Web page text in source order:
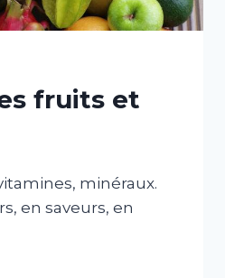
fruits et
minéraux.
en saveurs, en